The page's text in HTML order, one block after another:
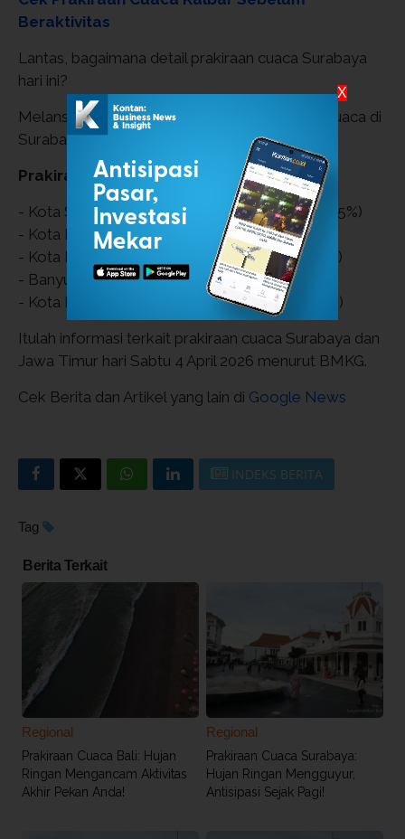
Beraktivitas
Lantas, bagaimana detail prakiraan cuaca Surabaya
hari ini?
Melansir dari laman BMKG, berikut prakiraan cuaca di
Surabaya dan Jawa Timur:
Prakiraan Cuaca Jawa Timur 4 April 2026
- Kota Surabaya: Hujan Ringan (25–34 °C, 65–95%)
- Kota Batu: Udara Kabur (17–25 °C, 62–99%)
- Kota Malang: Udara Kabur (21–30 °C, 62–96%)
- Banyuwangi: Berawan (23–31 °C, 70–96%)
- Kota Madiun: Udara Kabur (24–32 °C, 60–98%)
Itulah informasi terkait prakiraan cuaca Surabaya dan
Jawa Timur hari Sabtu 4 April 2026 menurut BMKG.
Cek Berita dan Artikel yang lain di Google News
INDEKS BERITA
Tag
Berita Terkait
Regional
Prakiraan Cuaca Bali: Hujan
Ringan Mengancam Aktivitas
Akhir Pekan Anda!
Regional
Prakiraan Cuaca Surabaya:
Hujan Ringan Mengguyur,
Antisipasi Sejak Pagi!
X